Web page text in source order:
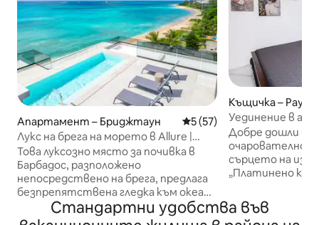
Апартамент – Бриджтаун Средна оценка: 5 от 5,
5 (57)
Лукс на брега на морето в Allure |
Зашеметяващи гледки към океана
Това луксозно място за почивка в
Барбадос, разположено
непосредствено на брега, предлага
безпрепятствена гледка към океана
и рядкото изживяване да излезете
направо от вратата си на мек бял
Къщичка –
h
Уединение в
Добре дошли
очарователно
сърцето на
„Платинено
Atelier Retreat“
изпълнено с
Стандартни удобства във